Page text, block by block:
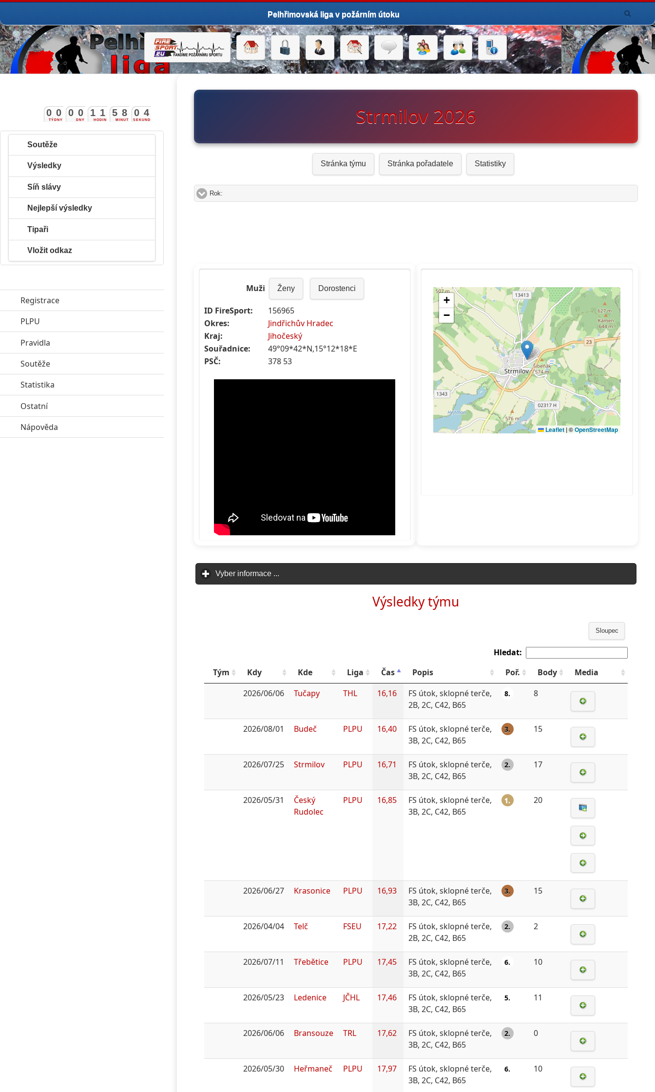
Pelhřimovská liga v požárním útoku
Strmilov 2026
Stránka týmu Stránka pořadatele Statistiky
Rok:
Muži Ženy Dorostenci
ID FireSport:
156965
Okres:
Jindřichův Hradec
Kraj:
Jihočeský
Souřadnice:
49°09*42*N,15°12*18*E
PSČ:
378 53
Vyber informace ...
Výsledky týmu
Sloupec
Hledat:
Tým
Kdy Kde Liga Čas Popis Poř. Body
Media
2026/06/06
Tučapy THL 16,16
FS útok, sklopné terče,
2B, 2C, C42, B65
8. 8
2026/08/01 Budeč PLPU 16,40
FS útok, sklopné terče,
3B, 2C, C42, B65
3. 15
2026/07/25 Strmilov PLPU 16,71
FS útok, sklopné terče,
3B, 2C, C42, B65
2. 17
2026/05/31
Český
Rudolec
PLPU 16,85
FS útok, sklopné terče,
3B, 2C, C42, B65
1. 20
2026/06/27 Krasonice PLPU 16,93
FS útok, sklopné terče,
3B, 2C, C42, B65
3. 15
2026/04/04 Telč FSEU 17,22
FS útok, sklopné terče,
2B, 2C, C42, B65
2. 2
2026/07/11 Třebětice PLPU 17,45
FS útok, sklopné terče,
3B, 2C, C42, B65
6. 10
2026/05/23 Ledenice JČHL 17,46
FS útok, sklopné terče,
3B, 2C, C42, B65
5. 11
2026/06/06 Bransouze TRL 17,62
FS útok, sklopné terče,
3B, 2C, C42, B65
2. 0
2026/05/30 Heřmaneč PLPU 17,97
FS útok, sklopné terče,
3B, 2C, C42, B65
6. 10
TÝDNY
0 0
DNY
0 0
HODIN
1 1
MINUT
5 8
SEKUND
0 3
4
Soutěže
Výsledky
Síň slávy
Nejlepší výsledky
Tipaři
Vložit odkaz
Registrace
PLPU
Pravidla
Soutěže
Statistika
Ostatníclick to expand contents
Nápověda